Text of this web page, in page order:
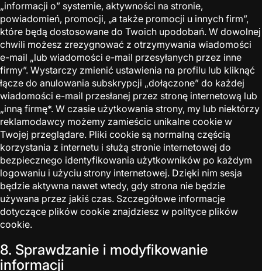
„informacji o” systemie, aktywności na stronie,
powiadomień, promocji, „a także promocji u innych firm”,
które będą dostosowane do Twoich upodobań. W dowolnej
chwili możesz zrezygnować z otrzymywania wiadomości
e-mail „lub wiadomości e-mail przesyłanych przez inne
firmy”. Wystarczy zmienić ustawienia na profilu lub kliknąć
łącze do anulowania subskrypcji „dołączone” do każdej
wiadomości e-mail przesłanej przez stronę internetową lub
„inną firmę*. W czasie użytkowania strony, my lub niektórzy
reklamodawcy możemy zamieścic unikalne cookie w
Twojej przeglądare. Pliki cookie są normalną częścią
korzystania z internetu i służą stronie internetowej do
bezpiecznego identyfikowania użytkowników po każdym
logowaniu i użyciu strony internetowej. Dzięki nim sesja
będzie aktywna nawet wtedy, gdy strona nie będzie
używana przez jakiś czas. Szczegółowe informacje
dotyczące plików cookie znajdziesz w polityce plików
cookie.
8. Sprawdzanie i modyfikowanie
informacji